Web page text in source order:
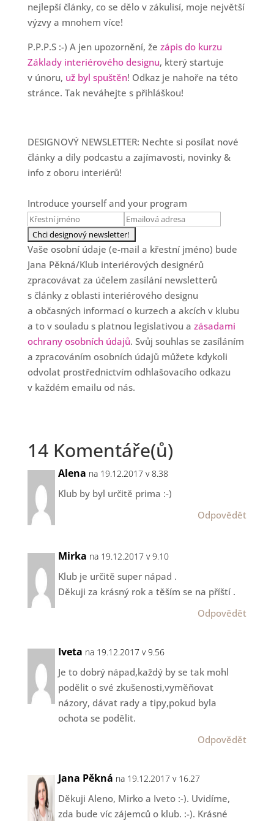
nejlepší články, co se dělo v zákulisí, moje největší
výzvy a mnohem více!
P.P.P.S :-) A jen upozornění, že zápis do kurzu
Základy interiérového designu, který startuje
v únoru, už byl spuštěn! Odkaz je nahoře na této
stránce. Tak neváhejte s přihláškou!
DESIGNOVÝ NEWSLETTER: Nechte si posílat nové
články a díly podcastu a zajímavosti, novinky &
info z oboru interiérů!
Introduce yourself and your program
Vaše osobní údaje (e-mail a křestní jméno) bude
Jana Pěkná/Klub interiérových designérů
zpracovávat za účelem zasílání newsletterů
s články z oblasti interiérového designu
a občasných informací o kurzech a akcích v klubu
a to v souladu s platnou legislativou a zásadami
ochrany osobních údajů. Svůj souhlas se zasíláním
a zpracováním osobních údajů můžete kdykoli
odvolat prostřednictvím odhlašovacího odkazu
v každém emailu od nás.
14 Komentáře(ů)
Alena na 19.12.2017 v 8.38
Klub by byl určitě prima :-)
Odpovědět
Mirka na 19.12.2017 v 9.10
Klub je určitě super nápad .
Děkuji za krásný rok a těším se na příští .
Odpovědět
Iveta na 19.12.2017 v 9.56
Je to dobrý nápad,každý by se tak mohl
podělit o své zkušenosti,vyměňovat
názory, dávat rady a tipy,pokud byla
ochota se podělit.
Odpovědět
Jana Pěkná na 19.12.2017 v 16.27
Děkuji Aleno, Mirko a Iveto :-). Uvidíme,
zda bude víc zájemců o klub. :-). Krásné